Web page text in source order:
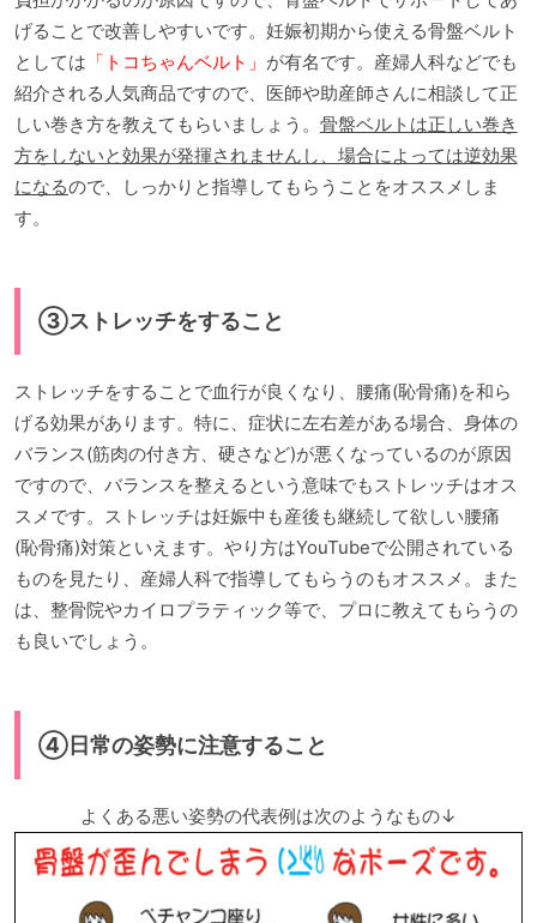
げることで改善しやすいです。妊娠初期から使える骨盤ベルト
としては 「トコちゃんベルト」 が有名です。産婦人科などでも
紹介される人気商品ですので、医師や助産師さんに相談して正
しい巻き方を教えてもらいましょう。 骨盤ベルトは正しい巻き
方をしないと効果が発揮されませんし、場合によっては逆効果
になるので、しっかりと指導してもらうことをオススメしま
す。
③ストレッチをすること
ストレッチをすることで血行が良くなり、腰痛(恥骨痛)を和ら
げる効果があります。特に、症状に左右差がある場合、身体の
バランス(筋肉の付き方、硬さなど)が悪くなっているのが原因
ですので、バランスを整えるという意味でもストレッチはオス
スメです。ストレッチは妊娠中も産後も継続して欲しい腰痛
(恥骨痛)対策といえます。やり方はYouTubeで公開されている
ものを見たり、産婦人科で指導してもらうのもオススメ。また
は、整骨院やカイロプラティック等で、プロに教えてもらうの
も良いでしょう。
④日常の姿勢に注意すること
よくある悪い姿勢の代表例は次のようなもの↓